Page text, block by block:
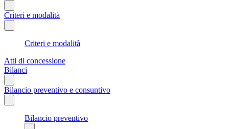
Criteri e modalità
Criteri e modalità
Atti di concessione
Bilanci
Bilancio preventivo e consuntivo
Bilancio preventivo